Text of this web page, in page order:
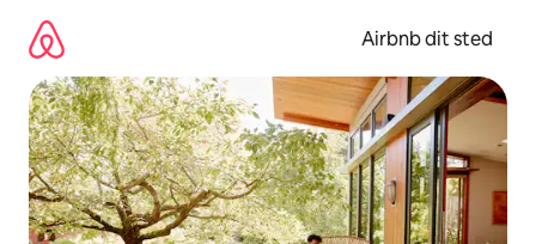
videre
indhold
Airbnb dit sted